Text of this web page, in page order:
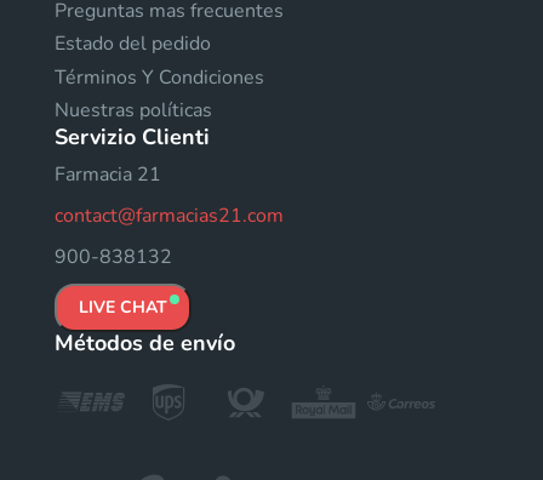
Preguntas mas frecuentes
Estado del pedido
Términos Y Condiciones
Nuestras políticas
Servizio Clienti
Farmacia 21
contact@farmacias21.com
900-838132
LIVE CHAT
Métodos de envío